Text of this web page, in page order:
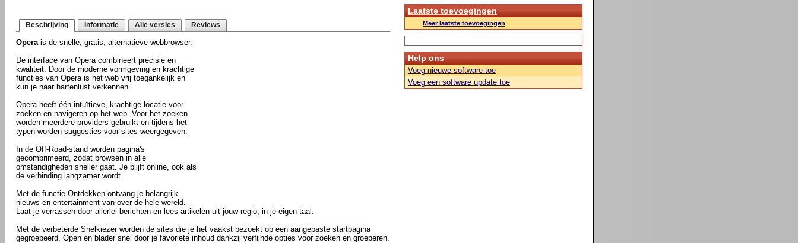
Beschrijving Informatie Alle versies Reviews
Operais de snelle, gratis, alternatieve webbrowser.
De interface van Opera combineert precisie en
kwaliteit. Door de moderne vormgeving en krachtige
functies van Opera is het web vrij toegankelijk en
kun je naar hartenlust verkennen.
Opera heeft één intuïtieve, krachtige locatie voor
zoeken en navigeren op het web. Voor het zoeken
worden meerdere providers gebruikt en tijdens het
typen worden suggesties voor sites weergegeven.
In de Off-Road-stand worden pagina's
gecomprimeerd, zodat browsen in alle
omstandigheden sneller gaat. Je blijft online, ook als
de verbinding langzamer wordt.
Met de functie Ontdekken ontvang je belangrijk
nieuws en entertainment van over de hele wereld.
Laat je verrassen door allerlei berichten en lees artikelen uit jouw regio, in je eigen taal.
Met de verbeterde Snelkiezer worden de sites die je het vaakst bezoekt op een aangepaste startpagina
gegroepeerd. Open en blader snel door je favoriete inhoud dankzij verfijnde opties voor zoeken en groeperen.
Laatste toevoegingen
Meer laatste toevoegingen
Help ons
Voeg nieuwe software toe
Voeg een software update toe